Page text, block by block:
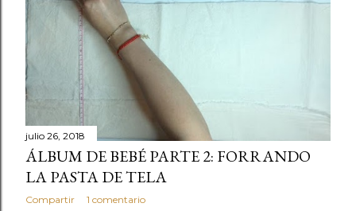
r
a
d
a
s
julio 26, 2018
ÁLBUM DE BEBÉ PARTE 2: FORRANDO
LA PASTA DE TELA
Compartir 1 comentario